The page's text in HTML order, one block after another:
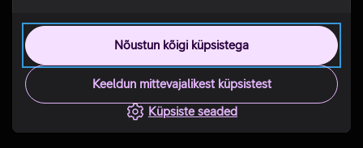
Nõustun kõigi küpsistega
Keeldun mittevajalikest küpsistest
Küpsiste seaded